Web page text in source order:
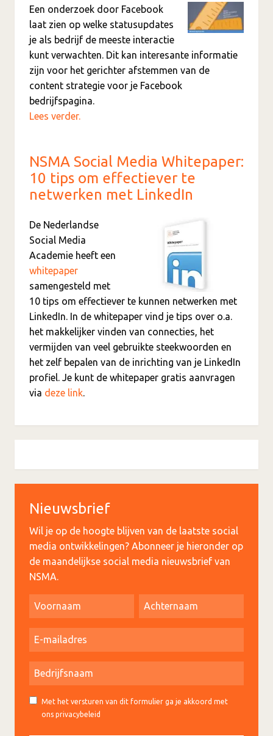
Een onderzoek door Facebook
laat zien op welke statusupdates
je als bedrijf de meeste interactie
kunt verwachten. Dit kan interesante informatie
zijn voor het gerichter afstemmen van de
content strategie voor je Facebook
bedrijfspagina.
Lees verder.
NSMA Social Media Whitepaper:
10 tips om effectiever te
netwerken met LinkedIn
De Nederlandse
Social Media
Academie heeft een
whitepaper
samengesteld met
10 tips om effectiever te kunnen netwerken met
LinkedIn. In de whitepaper vind je tips over o.a.
het makkelijker vinden van connecties, het
vermijden van veel gebruikte steekwoorden en
het zelf bepalen van de inrichting van je LinkedIn
profiel. Je kunt de whitepaper gratis aanvragen
via deze link.
Nieuwsbrief
Wil je op de hoogte blijven van de laatste social
media ontwikkelingen? Abonneer je hieronder op
de maandelijkse social media nieuwsbrief van
NSMA.
Met het versturen van dit formulier ga je akkoord met
ons privacybeleid